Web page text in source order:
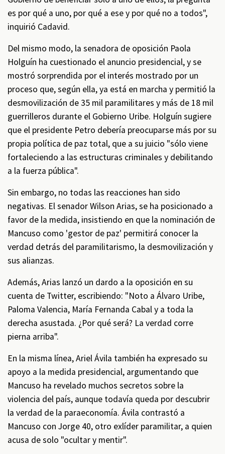
es por qué a uno, por qué a ese y por qué no a todos",
inquirió Cadavid.
Del mismo modo, la senadora de oposición Paola
Holguín ha cuestionado el anuncio presidencial, y se
mostró sorprendida por el interés mostrado por un
proceso que, según ella, ya está en marcha y permitió la
desmovilización de 35 mil paramilitares y más de 18 mil
guerrilleros durante el Gobierno Uribe. Holguín sugiere
que el presidente Petro debería preocuparse más por su
propia política de paz total, que a su juicio "sólo viene
fortaleciendo a las estructuras criminales y debilitando
a la fuerza pública".
Sin embargo, no todas las reacciones han sido
negativas. El senador Wilson Arias, se ha posicionado a
favor de la medida, insistiendo en que la nominación de
Mancuso como 'gestor de paz' permitirá conocer la
verdad detrás del paramilitarismo, la desmovilización y
sus alianzas.
Además, Arias lanzó un dardo a la oposición en su
cuenta de Twitter, escribiendo: "Noto a Álvaro Uribe,
Paloma Valencia, María Fernanda Cabal y a toda la
derecha asustada. ¿Por qué será? La verdad corre
pierna arriba".
En la misma línea, Ariel Ávila también ha expresado su
apoyo a la medida presidencial, argumentando que
Mancuso ha revelado muchos secretos sobre la
violencia del país, aunque todavía queda por descubrir
la verdad de la paraeconomía. Ávila contrastó a
Mancuso con Jorge 40, otro exlíder paramilitar, a quien
acusa de solo "ocultar y mentir".